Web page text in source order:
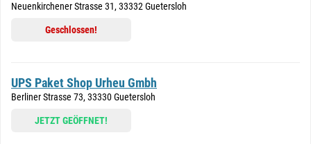
Neuenkirchener Strasse 31, 33332 Guetersloh
Geschlossen!
UPS Paket Shop Urheu Gmbh
Berliner Strasse 73, 33330 Guetersloh
JETZT GEÖFFNET!